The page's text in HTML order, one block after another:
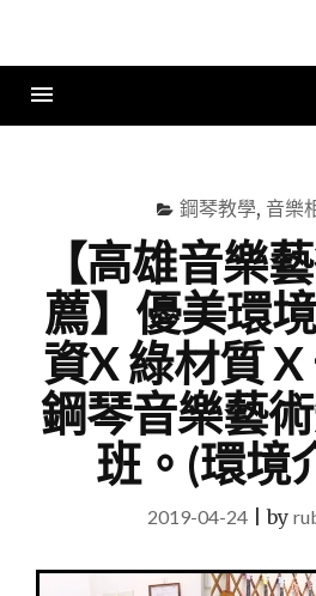
鋼琴教學, 音樂
【高雄音樂
薦】優美環
資X 綠材質
鋼琴音樂藝
班。(環境
2019-04-24|by